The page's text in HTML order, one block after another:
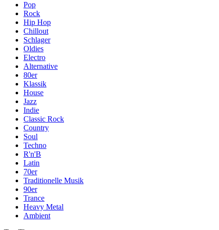
Pop
Rock
Hip Hop
Chillout
Schlager
Oldies
Electro
Alternative
80er
Klassik
House
Jazz
Indie
Classic Rock
Country
Soul
Techno
R'n'B
Latin
70er
Traditionelle Musik
90er
Trance
Heavy Metal
Ambient